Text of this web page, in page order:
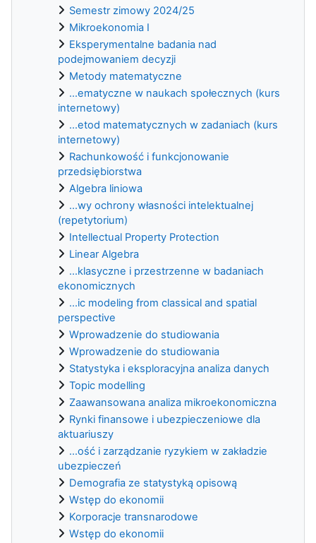
Semestr zimowy 2024/25
Mikroekonomia I
Eksperymentalne badania nad
podejmowaniem decyzji
Metody matematyczne
...ematyczne w naukach społecznych (kurs
internetowy)
...etod matematycznych w zadaniach (kurs
internetowy)
Rachunkowość i funkcjonowanie
przedsiębiorstwa
Algebra liniowa
...wy ochrony własności intelektualnej
(repetytorium)
Intellectual Property Protection
Linear Algebra
...klasyczne i przestrzenne w badaniach
ekonomicznych
...ic modeling from classical and spatial
perspective
Wprowadzenie do studiowania
Wprowadzenie do studiowania
Statystyka i eksploracyjna analiza danych
Topic modelling
Zaawansowana analiza mikroekonomiczna
Rynki finansowe i ubezpieczeniowe dla
aktuariuszy
...ość i zarządzanie ryzykiem w zakładzie
ubezpieczeń
Demografia ze statystyką opisową
Wstęp do ekonomii
Korporacje transnarodowe
Wstęp do ekonomii